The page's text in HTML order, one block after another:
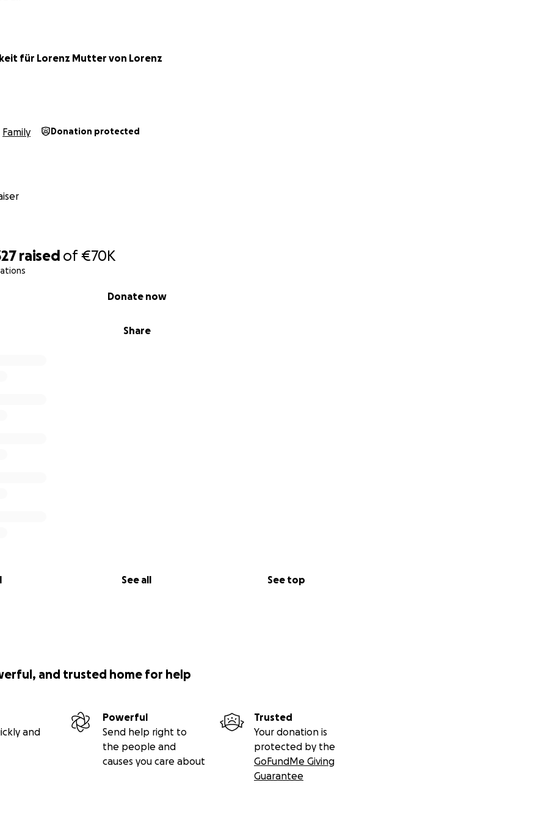
raised of€70K
Share
Donate now
See all See top
für Lorenz Mutter von Lorenz
Family Donation protected
and trusted home for help
and
Powerful
Send help right to
the people and
causes you care about
Trusted
Your donation is
protected by the
GoFundMe Giving
Guarantee